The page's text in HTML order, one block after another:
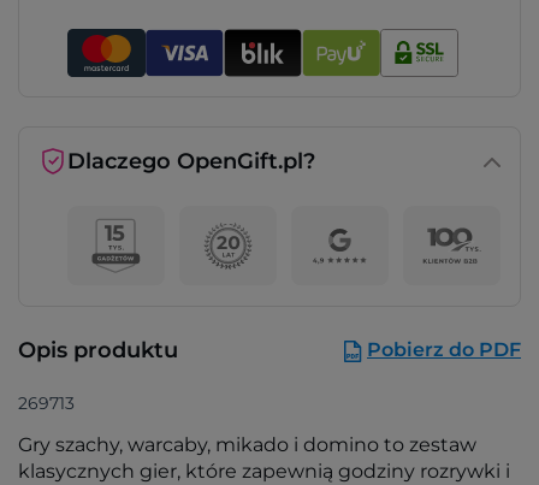
Dlaczego OpenGift.pl?
Opis produktu Pobierz do PDF
269713
Gry szachy, warcaby, mikado i domino to zestaw
klasycznych gier, które zapewnią godziny rozrywki i